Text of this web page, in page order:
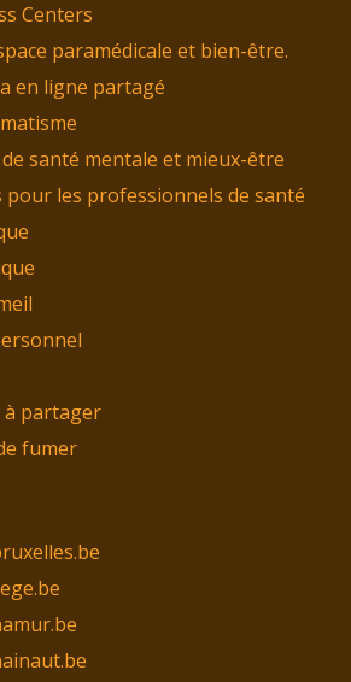
Centers
paramédicale et bien-être.
en ligne partagé
santé mentale et mieux-être
pour les professionnels de santé
à partager
fumer